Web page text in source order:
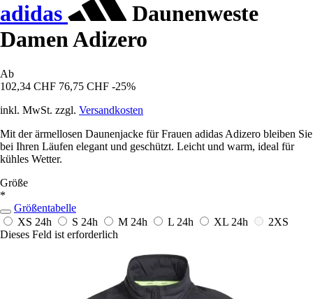
adidas
Daunenweste
Damen Adizero
Ab
102,34 CHF 76,75 CHF -25%
inkl. MwSt. zzgl. Versandkosten
Mit der ärmellosen Daunenjacke für Frauen adidas Adizero bleiben Sie
bei Ihren Läufen elegant und geschützt. Leicht und warm, ideal für
kühles Wetter.
Größe
*
Größentabelle
XS 24h S 24h M 24h L 24h XL 24h
2XS
Dieses Feld ist erforderlich